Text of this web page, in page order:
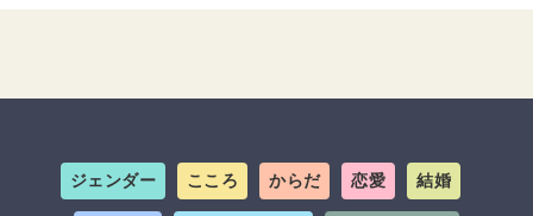
ジェンダー こころ からだ 恋愛 結婚